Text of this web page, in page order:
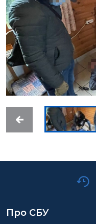
Про СБУ